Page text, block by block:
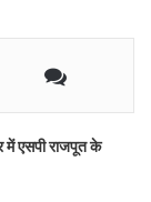
एसपी राजपूत के